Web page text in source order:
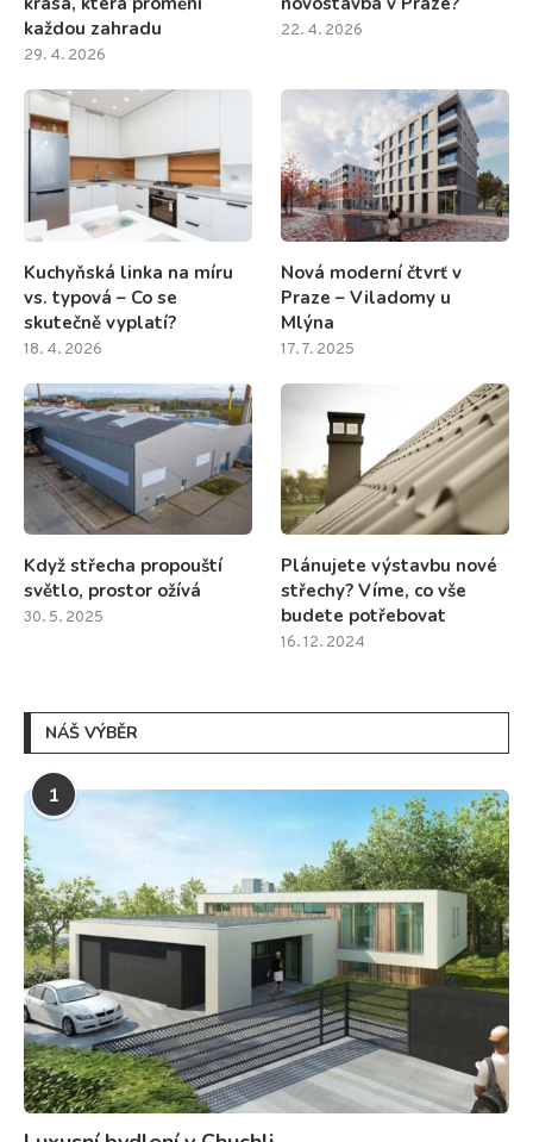
každou zahradu
29. 4. 2026
22. 4. 2026
Kuchyňská linka na míru
vs. typová – Co se
skutečně vyplatí?
18. 4. 2026
Nová moderní čtvrť v
Praze – Viladomy u
Mlýna
17. 7. 2025
Když střecha propouští
světlo, prostor ožívá
30. 5. 2025
Plánujete výstavbu nové
střechy? Víme, co vše
budete potřebovat
16. 12. 2024
NÁŠ VÝBĚR
1